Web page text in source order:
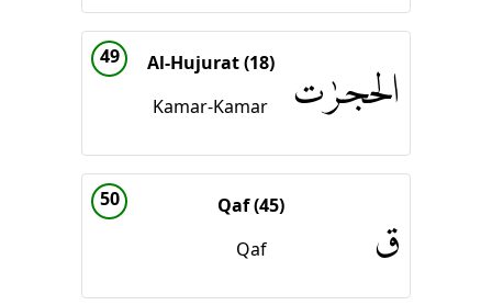
49
Al-Hujurat (18)
Kamar-Kamar
الحجرٰت
50
Qaf (45)
Qaf
ق